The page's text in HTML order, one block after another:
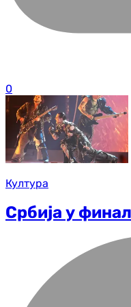
0
Култура
Србија у